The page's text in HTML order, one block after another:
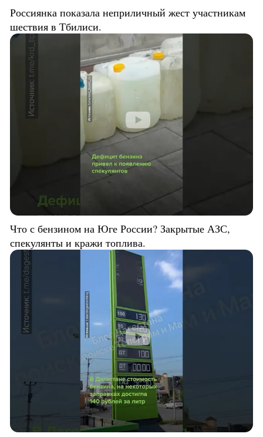
Россиянка показала неприличный жест участникам
шествия в Тбилиси.
Что с бензином на Юге России? Закрытые АЗС,
спекулянты и кражи топлива.